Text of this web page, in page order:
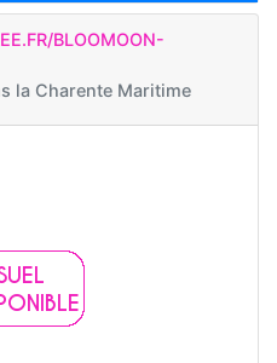
BLOOMOON-
la Charente Maritime